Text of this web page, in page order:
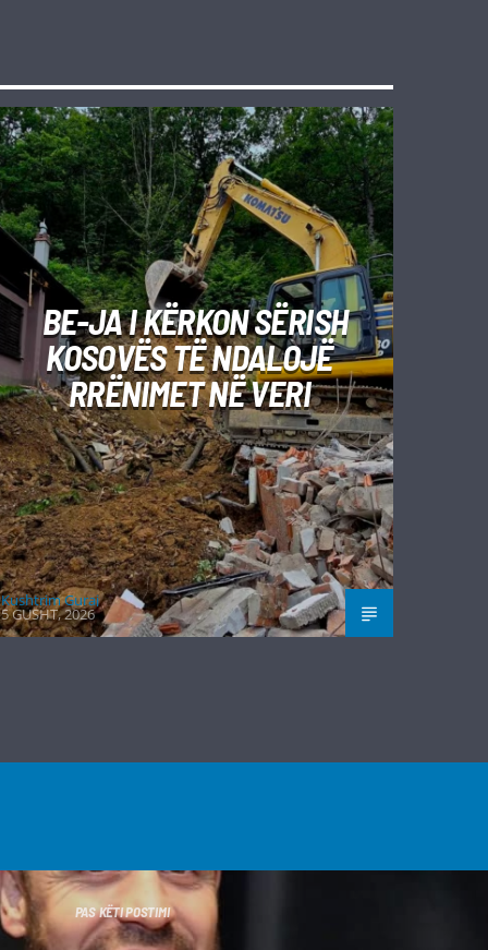
BE-JA I KËRKON SËRISH
KOSOVËS TË NDALOJË
RRËNIMET NË VERI
Kushtrim Guraj
5 GUSHT, 2026
PAS KËTI POSTIMI